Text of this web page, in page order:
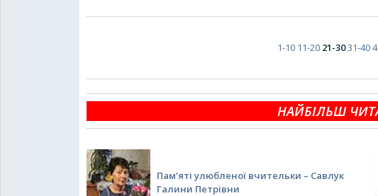
1-10 11-20 21-3031-40
НАЙБІЛЬШ
Пам’яті улюбленої вчительки – Савлук
Галини Петрівни